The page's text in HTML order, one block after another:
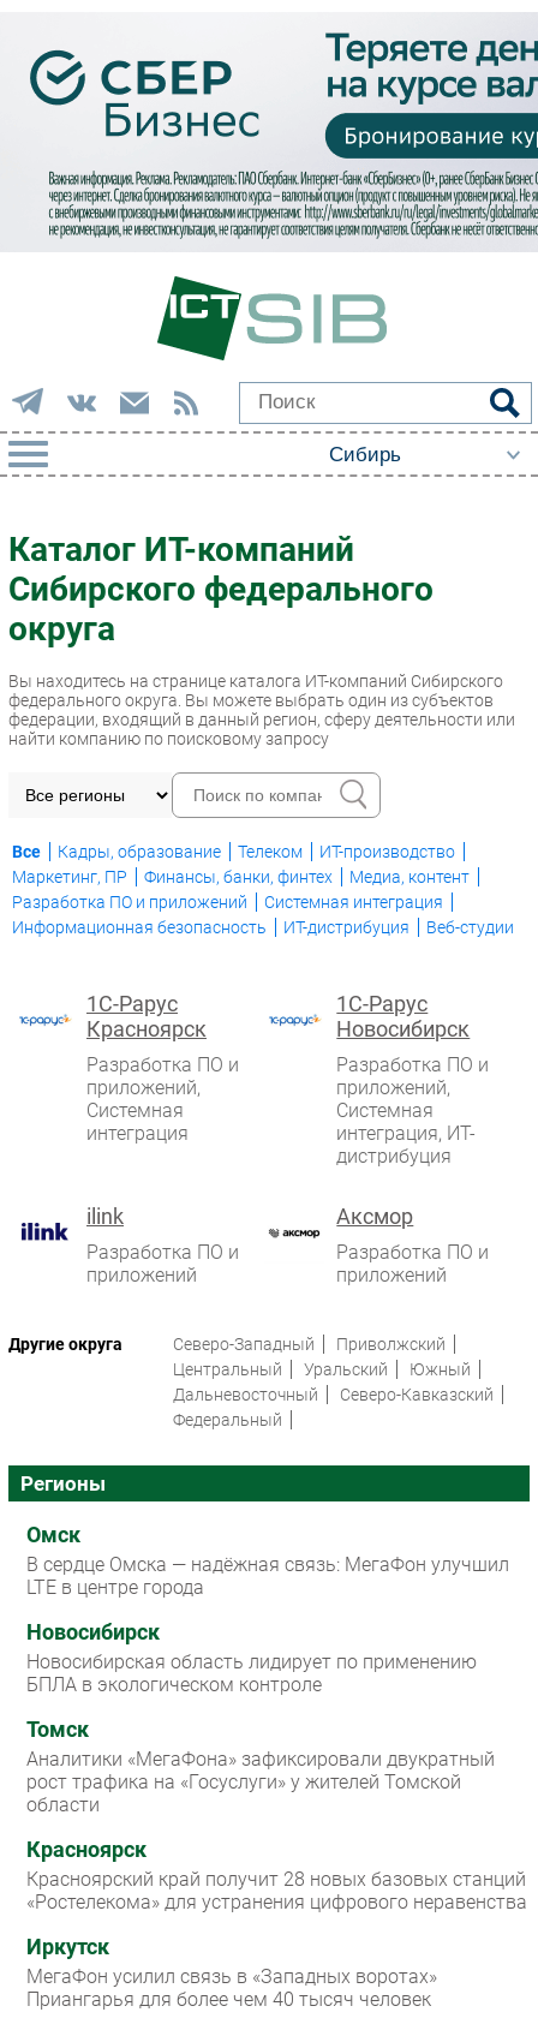
Автоматизация Промышленности
Интернет
Фиксированная связь
Интеграция
Маркетинг
Торговые сети
Оборудование
ПО
Outsourcing
Регулирование
Финансы
Безопасность
Инновации
Гаджеты
Здоровье
Новости
Мероприятия
Проекты
IT класс
Тестовый стенд
Каталог компаний
Каталог ИТ-компаний
Сибирского федерального
округа
Вы находитесь на странице каталога ИТ-компаний Сибирского
федерального округа. Вы можете выбрать один из субъектов
федерации, входящий в данный регион, сферу деятельности или
найти компанию по поисковому запросу
Все Кадры, образование Телеком
ИТ-производство
Маркетинг, ПР
Финансы, банки, финтех
Медиа, контент
Разработка ПО и приложений
Системная интеграция
Информационная безопасность
ИТ-дистрибуция Веб-студии
1С-Рарус
Красноярск
Разработка ПО и
приложений,
Системная
интеграция
1С-Рарус
Новосибирск
Разработка ПО и
приложений,
Системная
интеграция, ИТ-
дистрибуция
ilink
Разработка ПО и
приложений
Аксмор
Разработка ПО и
приложений
Другие округа Северо-Западный
Приволжский
Центральный
Уральский
Южный
Дальневосточный
Северо-Кавказский
Федеральный
Регионы
Омск
В сердце Омска — надёжная связь: МегаФон улучшил
LTE в центре города
Новосибирск
Новосибирская область лидирует по применению
БПЛА в экологическом контроле
Томск
Аналитики «МегаФона» зафиксировали двукратный
рост трафика на «Госуслуги» у жителей Томской
области
Красноярск
Красноярский край получит 28 новых базовых станций
«Ростелекома» для устранения цифрового неравенства
Иркутск
МегаФон усилил связь в «Западных воротах»
Приангарья для более чем 40 тысяч человек